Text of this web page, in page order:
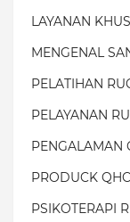
LAYANAN
MENGENAL
PELATIHAN
PELAYANAN
PENGALAMAN
PRODUCK QHC
PSIKOTERAPI